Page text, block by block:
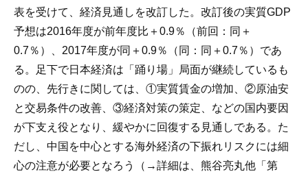
表を受けて、経済見通しを改訂した。改訂後の実質GDP
予想は2016年度が前年度比＋0.9％（前回：同＋
0.7％）、2017年度が同＋0.9％（同：同＋0.7％）であ
る。足下で日本経済は「踊り場」局面が継続しているも
のの、先行きに関しては、①実質賃金の増加、②原油安
と交易条件の改善、③経済対策の策定、などの国内要因
が下支え役となり、緩やかに回復する見通しである。た
だし、中国を中心とする海外経済の下振れリスクには細
心の注意が必要となろう（→詳細は、熊谷亮丸他「第